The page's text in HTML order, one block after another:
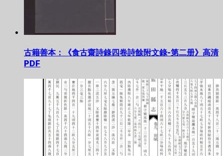
古籍善本：《食古齋詩錄四卷詩餘附文錄-第二册》高清
PDF